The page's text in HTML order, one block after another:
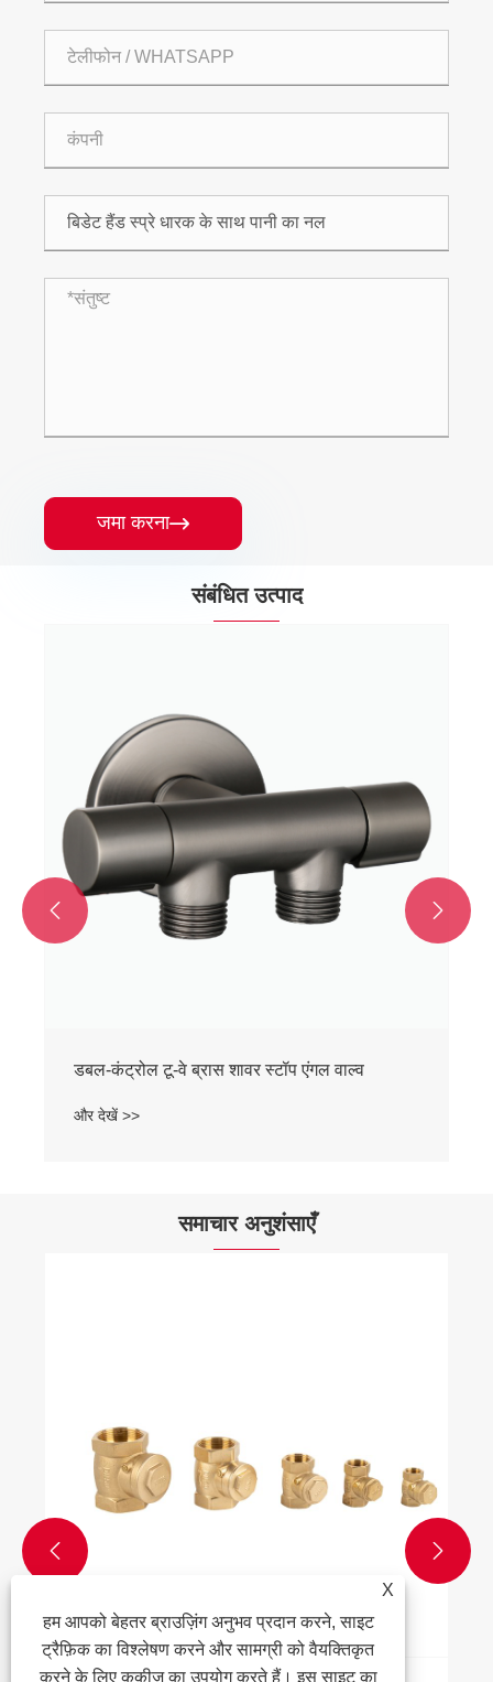
जमा करना
संबंधित उत्पाद
और देखें >>
 
समाचार अनुशंसाएँ
 
X
हम आपको बेहतर ब्राउज़िंग अनुभव प्रदान करने, साइट
ट्रैफ़िक का विश्लेषण करने और सामग्री को वैयक्तिकृत
करने के लिए कुकीज़ का उपयोग करते हैं। इस साइट का